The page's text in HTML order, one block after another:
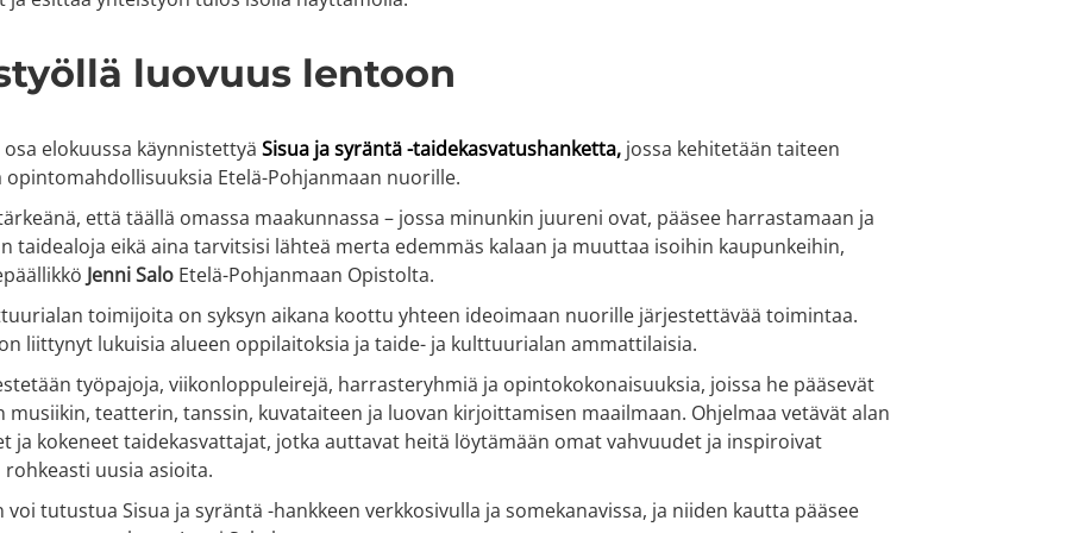
luovuus lentoon
elokuussa käynnistettyä Sisua ja syräntä -taidekasvatushanketta, jossa kehitetään taiteen
opintomahdollisuuksia Etelä-Pohjanmaan nuorille.
että täällä omassa maakunnassa – jossa minunkin juureni ovat, pääsee harrastamaan ja
taidealoja eikä aina tarvitsisi lähteä merta edemmäs kalaan ja muuttaa isoihin kaupunkeihin,
Jenni Salo Etelä-Pohjanmaan Opistolta.
toimijoita on syksyn aikana koottu yhteen ideoimaan nuorille järjestettävää toimintaa.
liittynyt lukuisia alueen oppilaitoksia ja taide- ja kulttuurialan ammattilaisia.
työpajoja, viikonloppuleirejä, harrasteryhmiä ja opintokokonaisuuksia, joissa he pääsevät
teatterin, tanssin, kuvataiteen ja luovan kirjoittamisen maailmaan. Ohjelmaa vetävät alan
ja kokeneet taidekasvattajat, jotka auttavat heitä löytämään omat vahvuudet ja inspiroivat
uusia asioita.
voi tutustua Sisua ja syräntä -hankkeen verkkosivulla ja somekanavissa, ja niiden kautta pääsee